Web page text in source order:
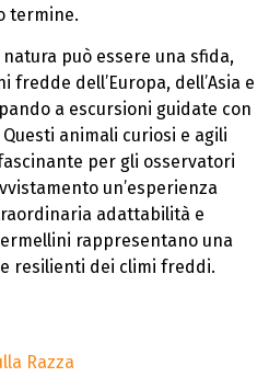
termine.
può essere una sfida,
fredde dell’Europa, dell’Asia e
a escursioni guidate con
animali curiosi e agili
per gli osservatori
un’esperienza
adattabilità e
rappresentano una
resilienti dei climi freddi.
Razza